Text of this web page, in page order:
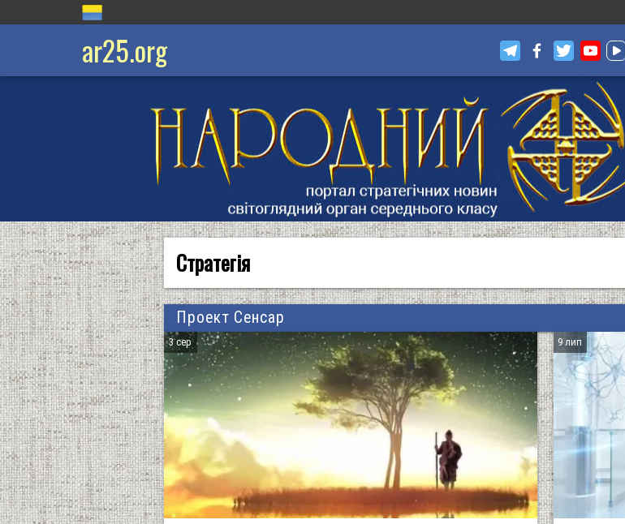
ar25.org
Стратегія
Проект Сенсар
3 сер 9 лип